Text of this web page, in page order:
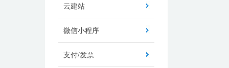
云建站
微信小程序
支付/发票